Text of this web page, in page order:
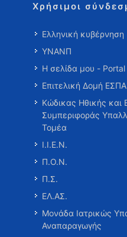
Χρήσιμοι
Ελληνική κυβέρνηση
ΥΝΑΝΠ
Η σελίδα μου - Portal
Επιτελική Δομή
Κώδικας Ηθικής και
Συμπεριφοράς
Τομέα
Ι.Ι.Ε.Ν.
Π.Ο.Ν.
Π.Σ.
ΕΛ.ΑΣ.
Μονάδα Ιατρικώς
Αναπαραγωγής